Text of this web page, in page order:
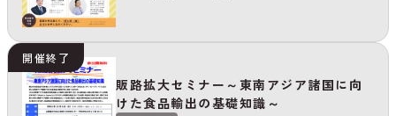
販路拡大セミナー～東南アジア諸国に向
けた食品輸出の基礎知識～
開催終了